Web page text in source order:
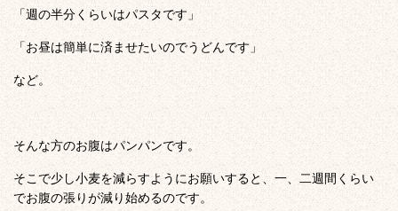
「週の半分くらいはパスタです」
「お昼は簡単に済ませたいのでうどんです」
など。
そんな方のお腹はパンパンです。
そこで少し小麦を減らすようにお願いすると、一、二週間くらい
でお腹の張りが減り始めるのです。